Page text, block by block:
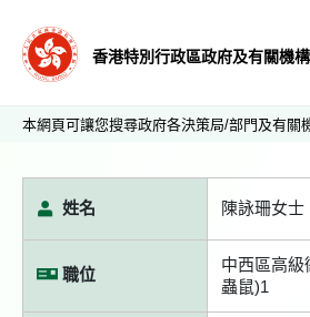
香港特別行政區政府及有關機
本網頁可讓您搜尋政府各決策局/部門及有關
姓名 陳詠珊女士
職位
中西區高級
蟲鼠)1